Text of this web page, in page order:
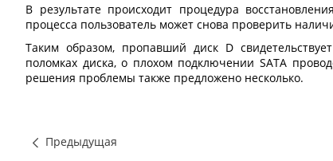
В результате происходит процедура
процесса пользователь может снова проверить
Таким образом, пропавший диск D
поломках диска, о плохом подключении SATA
решения проблемы также предложено несколько.
Предыдущая